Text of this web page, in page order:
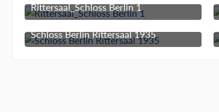
Rittersaal_Schloss Berlin 1
3. März 2017 um 15:59
Schloss Berlin Rittersaal 1935
3. März 2017 um 15:59